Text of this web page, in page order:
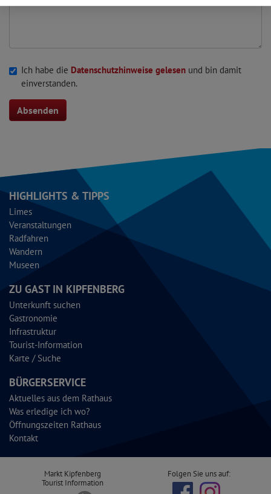
Ich habe die Datenschutzhinweise gelesen und bin damit
einverstanden.
Absenden
HIGHLIGHTS & TIPPS
Limes
Veranstaltungen
Radfahren
Wandern
Museen
ZU GAST IN KIPFENBERG
Unterkunft suchen
Gastronomie
Infrastruktur
Tourist-Information
Karte / Suche
BÜRGERSERVICE
Aktuelles aus dem Rathaus
Was erledige ich wo?
Öffnungszeiten Rathaus
Kontakt
Markt Kipfenberg
Tourist Information
Folgen Sie uns auf: